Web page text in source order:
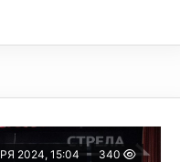
2024, 15:04 340